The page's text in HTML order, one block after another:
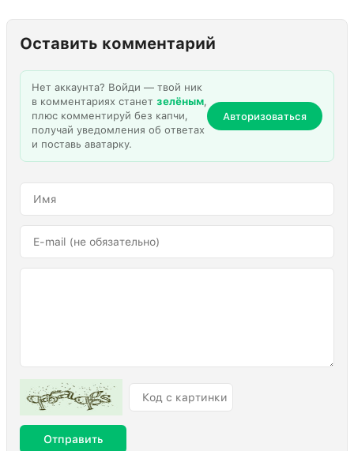
Оставить комментарий
Нет аккаунта? Войди — твой ник
в комментариях станет зелёным,
плюс комментируй без капчи,
получай уведомления об ответах
и поставь аватарку.
Авторизоваться
Отправить